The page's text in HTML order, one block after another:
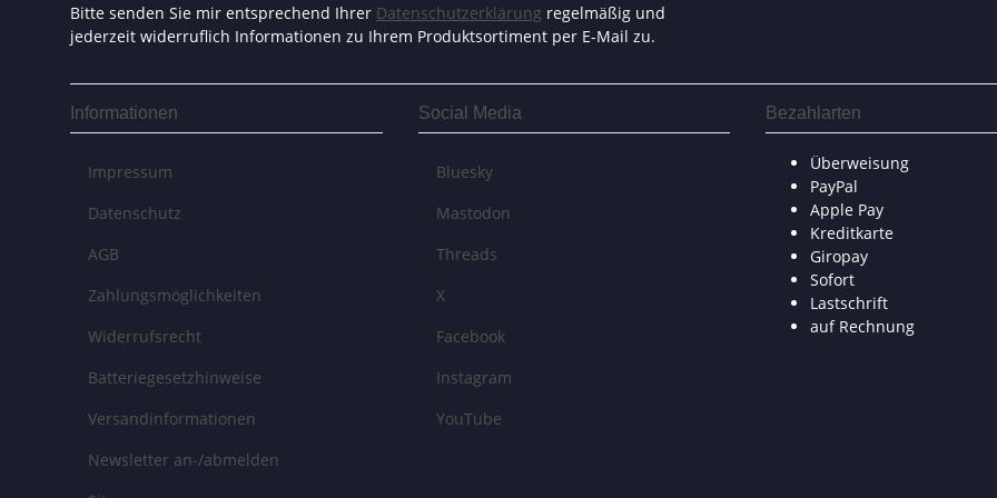
Bitte senden Sie mir entsprechend Ihrer Datenschutzerklärung regelmäßig und
jederzeit widerruflich Informationen zu Ihrem Produktsortiment per E-Mail zu.
Informationen
Impressum
Datenschutz
AGB
Zahlungsmöglichkeiten
Widerrufsrecht
Batteriegesetzhinweise
Versandinformationen
Newsletter an-/abmelden
Social Media
Bluesky
Mastodon
Threads
X
Facebook
Instagram
YouTube
Bezahlarten
Überweisung
PayPal
Apple Pay
Kreditkarte
Giropay
Sofort
Lastschrift
auf Rechnung